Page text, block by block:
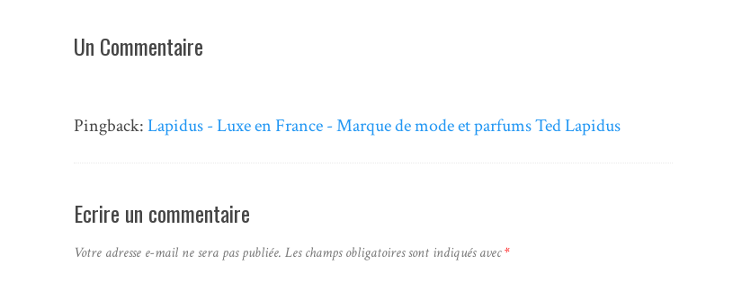
Un Commentaire
Pingback:Lapidus - Luxe en France - Marque de mode et parfums Ted Lapidus
Ecrire un commentaire
Votre adresse e-mail ne sera pas publiée. Les champs obligatoires sont indiqués avec*